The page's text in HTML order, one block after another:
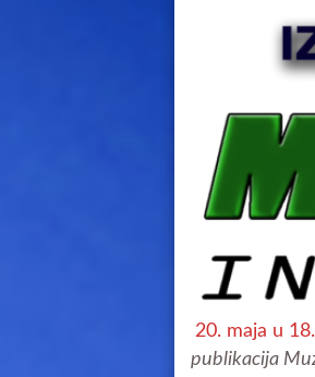
20. maja u
publikacija